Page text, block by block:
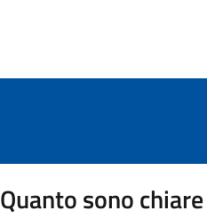
Quanto sono